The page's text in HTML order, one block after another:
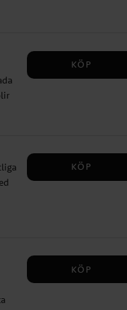
KÖP
KÖP
KÖP